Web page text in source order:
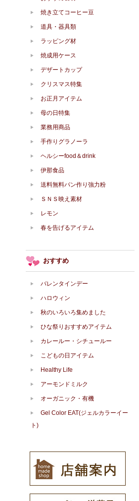
焼き立てコーヒー豆
道具・器具類
ラッピング材
焼成用ケース
デザートカップ
クリスマス特集
お正月アイテム
母の日特集
業務用商品
手作りグラノーラ
ヘルシーfood＆drink
伊那食品
送料無料パン作り強力粉
ＳＮＳ映え素材
レモン
春を告げるアイテム
おすすめ
バレンタインデー
ハロウィン
秋のいろいろ集めました
ひな祭りおすすめアイテム
カレールー・シチュールー
こどもの日アイテム
Healthy Life
アーモンドミルク
オーガニック・有機
Gel Color EAT(ジェルカラーイー
ト)